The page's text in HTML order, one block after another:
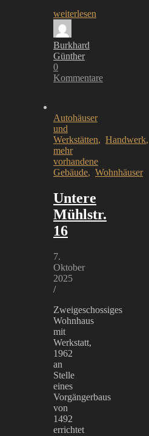
weiterlesen
Burkhard
Günther
0
Kommentare
Autohäuser
und
Werkstätten, Handwerk,
mehr
vorhandene
Gebäude, Wohnhäuser
Untere
Mühlstr.
16
7.
Oktober
2025
/
Zweigeschossiges
Wohnhaus
mit
Werkstatt,
1962
an
Stelle
eines
Vorgängerbaus
von
1492
errichtet